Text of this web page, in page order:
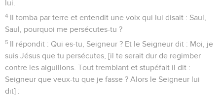
lui.
4 Il tomba par terre et entendit une voix qui lui disait : Saul,
Saul, pourquoi me persécutes-tu ?
5 Il répondit : Qui es-tu, Seigneur ? Et le Seigneur dit : Moi, je
suis Jésus que tu persécutes, [il te serait dur de regimber
contre les aiguillons. Tout tremblant et stupéfait il dit :
Seigneur que veux-tu que je fasse ? Alors le Seigneur lui
dit] :